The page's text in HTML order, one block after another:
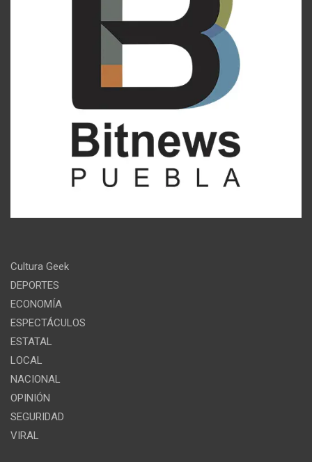
Cultura Geek
DEPORTES
ECONOMÍA
ESPECTÁCULOS
ESTATAL
LOCAL
NACIONAL
OPINIÓN
SEGURIDAD
VIRAL